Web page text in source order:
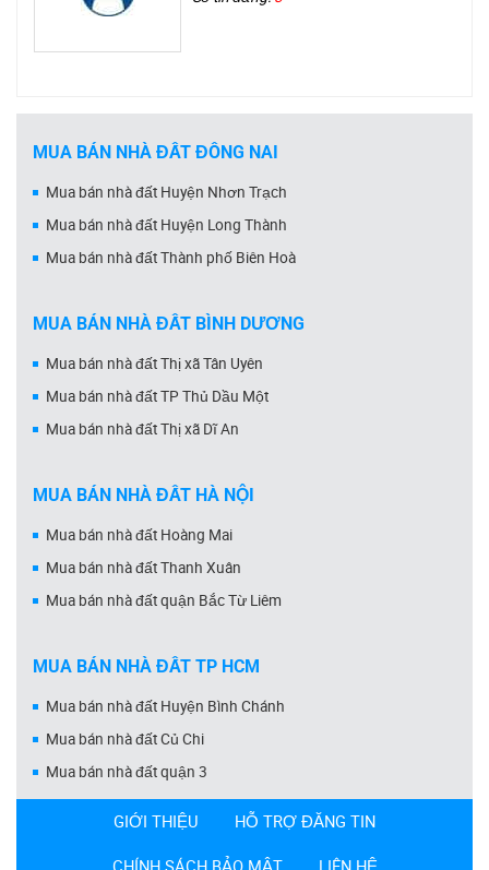
MUA BÁN NHÀ ĐẤT ĐỒNG NAI
Mua bán nhà đất Huyện Nhơn Trạch
Mua bán nhà đất Huyện Long Thành
Mua bán nhà đất Thành phố Biên Hoà
MUA BÁN NHÀ ĐẤT BÌNH DƯƠNG
Mua bán nhà đất Thị xã Tân Uyên
Mua bán nhà đất TP Thủ Dầu Một
Mua bán nhà đất Thị xã Dĩ An
MUA BÁN NHÀ ĐẤT HÀ NỘI
Mua bán nhà đất Hoàng Mai
Mua bán nhà đất Thanh Xuân
Mua bán nhà đất quận Bắc Từ Liêm
MUA BÁN NHÀ ĐẤT TP HCM
Mua bán nhà đất Huyện Bình Chánh
Mua bán nhà đất Củ Chi
Mua bán nhà đất quận 3
GIỚI THIỆU HỖ TRỢ ĐĂNG TIN
CHÍNH SÁCH BẢO MẬT LIÊN HỆ